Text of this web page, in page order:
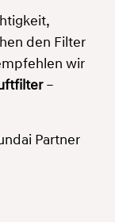
den Filter
wir
–
Partner